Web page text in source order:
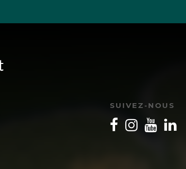
SUIVEZ-NOUS